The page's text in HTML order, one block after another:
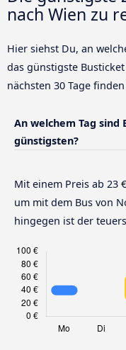
nach Wien zu
Hier siehst Du, an
das günstigste
nächsten 30 Tage
An welchem Tag sind
günstigsten?
Mit einem Preis ab 23
um mit dem Bus von
hingegen ist der